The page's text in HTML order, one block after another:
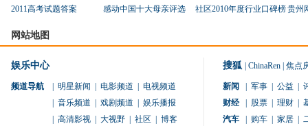
2011高考试题答案
感动中国十大母亲评选 社区2010年度行业口碑榜贵州
网站地图
娱乐中心
频道导航 明星新闻 电影频道
电视频道
音乐频道 戏剧频道
娱乐播报
高清影视 大视野 社区 博客
搜狐 ChinaRen 焦点
新闻 军事 公益
财经
股票 理财
汽车
购车 家居